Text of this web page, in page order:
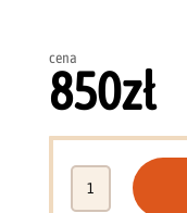
cena
850zł